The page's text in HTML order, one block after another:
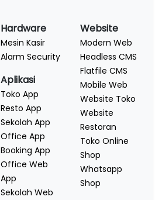
Hardware
Mesin Kasir
Alarm Security
Aplikasi
Toko App
Resto App
Sekolah App
Office App
Booking App
Office Web
App
Sekolah Web
Website
Modern Web
Headless CMS
Flatfile CMS
Mobile Web
Website Toko
Website
Restoran
Toko Online
Shop
Whatsapp
Shop